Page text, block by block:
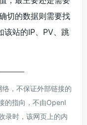
切的数据则需要找
该站的IP、PV、跳
，不保证外部链接的
的指向，不由OpenI
录时，该网页上的内